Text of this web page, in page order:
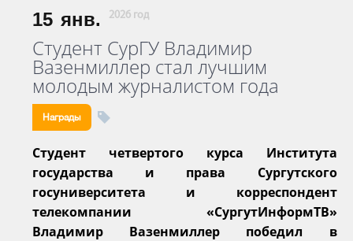
15 янв. 2026 год
Студент СурГУ Владимир
Вазенмиллер стал лучшим
молодым журналистом года
Награды
Студент четвертого курса Института
государства и права Сургутского
госуниверситета и корреспондент
телекомпании «СургутИнформТВ»
Владимир Вазенмиллер победил в